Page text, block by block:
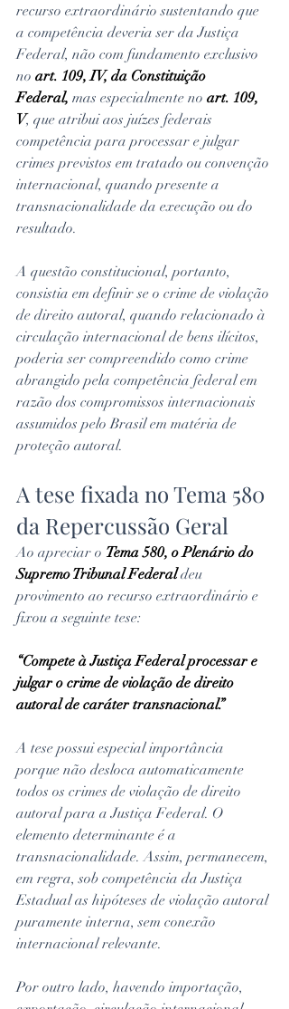
recurso extraordinário sustentando que
a competência deveria ser da Justiça
Federal, não com fundamento exclusivo
no art. 109, IV, da Constituição
Federal, mas especialmente no art. 109,
V, que atribui aos juízes federais
competência para processar e julgar
crimes previstos em tratado ou convenção
internacional, quando presente a
transnacionalidade da execução ou do
resultado.
A questão constitucional, portanto,
consistia em definir se o crime de violação
de direito autoral, quando relacionado à
circulação internacional de bens ilícitos,
poderia ser compreendido como crime
abrangido pela competência federal em
razão dos compromissos internacionais
assumidos pelo Brasil em matéria de
proteção autoral.
A tese fixada no Tema 580
da Repercussão Geral
Ao apreciar o Tema 580, o Plenário do
Supremo Tribunal Federal deu
provimento ao recurso extraordinário e
fixou a seguinte tese:
“Compete à Justiça Federal processar e
julgar o crime de violação de direito
autoral de caráter transnacional.”
A tese possui especial importância
porque não desloca automaticamente
todos os crimes de violação de direito
autoral para a Justiça Federal. O
elemento determinante é a
transnacionalidade. Assim, permanecem,
em regra, sob competência da Justiça
Estadual as hipóteses de violação autoral
puramente interna, sem conexão
internacional relevante.
Por outro lado, havendo importação,